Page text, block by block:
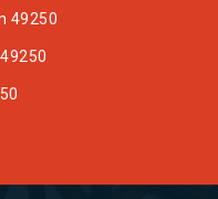
49250